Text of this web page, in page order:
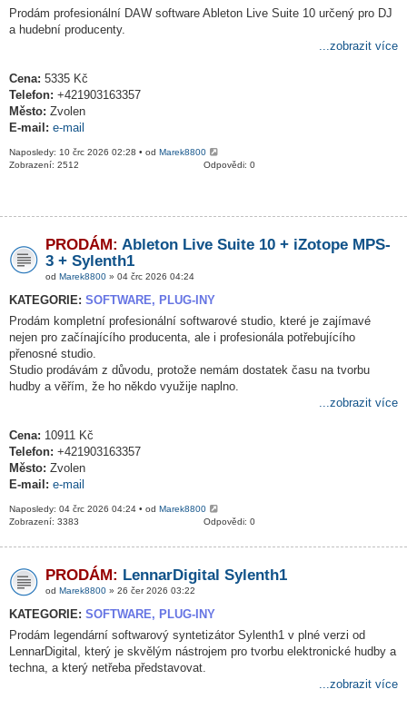
Prodám profesionální DAW software Ableton Live Suite 10 určený pro DJ
a hudební producenty.
...zobrazit více
Cena: 5335 Kč
Telefon: +421903163357
Město: Zvolen
E-mail: e-mail
Naposledy: 10 črc 2026 02:28 • od Marek8800
Odpovědi: 0
Zobrazení: 2512
PRODÁM: Ableton Live Suite 10 + iZotope MPS-
3 + Sylenth1
od Marek8800 » 04 črc 2026 04:24
KATEGORIE: SOFTWARE, PLUG-INY
Prodám kompletní profesionální softwarové studio, které je zajímavé
nejen pro začínajícího producenta, ale i profesionála potřebujícího
přenosné studio.
Studio prodávám z důvodu, protože nemám dostatek času na tvorbu
hudby a věřím, že ho někdo využije naplno.
...zobrazit více
Cena: 10911 Kč
Telefon: +421903163357
Město: Zvolen
E-mail: e-mail
Naposledy: 04 črc 2026 04:24 • od Marek8800
Odpovědi: 0
Zobrazení: 3383
PRODÁM: LennarDigital Sylenth1
od Marek8800 » 26 čer 2026 03:22
KATEGORIE: SOFTWARE, PLUG-INY
Prodám legendární softwarový syntetizátor Sylenth1 v plné verzi od
LennarDigital, který je skvělým nástrojem pro tvorbu elektronické hudby a
techna, a který netřeba představovat.
...zobrazit více